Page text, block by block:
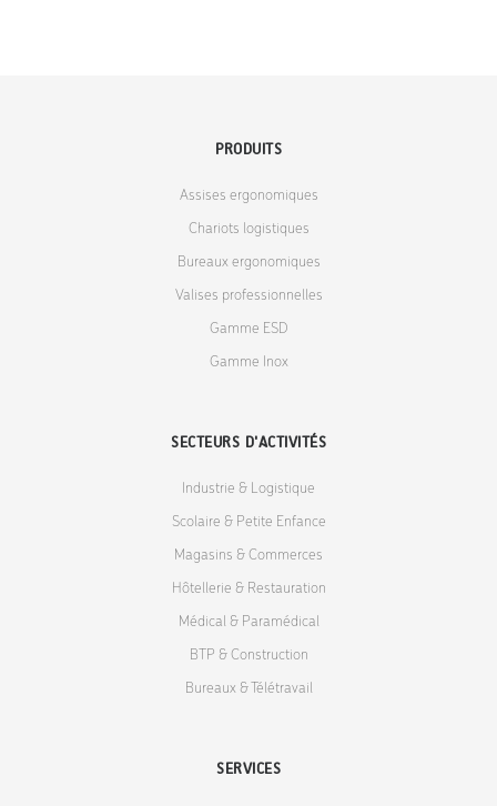
PRODUITS
Assises ergonomiques
Chariots logistiques
Bureaux ergonomiques
Valises professionnelles
Gamme ESD
Gamme Inox
SECTEURS D'ACTIVITÉS
Industrie & Logistique
Scolaire & Petite Enfance
Magasins & Commerces
Hôtellerie & Restauration
Médical & Paramédical
BTP & Construction
Bureaux & Télétravail
SERVICES